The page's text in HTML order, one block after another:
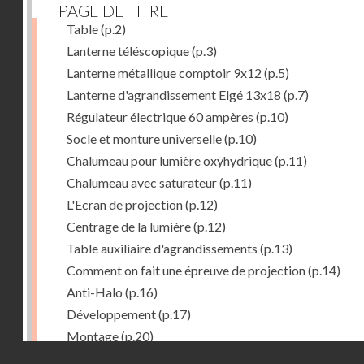
PAGE DE TITRE
Table(p.2)
Lanterne téléscopique(p.3)
Lanterne métallique comptoir 9x12 (p.5)
Lanterne d'agrandissement Elgé 13x18 (p.7)
Régulateur électrique 60 ampères (p.10)
Socle et monture universelle(p.10)
Chalumeau pour lumière oxyhydrique(p.11)
Chalumeau avec saturateur(p.11)
L'Ecran de projection(p.12)
Centrage de la lumière(p.12)
Table auxiliaire d'agrandissements (p.13)
Comment on fait une épreuve de projection(p.14)
Anti-Halo (p.16)
Développement(p.17)
Montage(p.20)